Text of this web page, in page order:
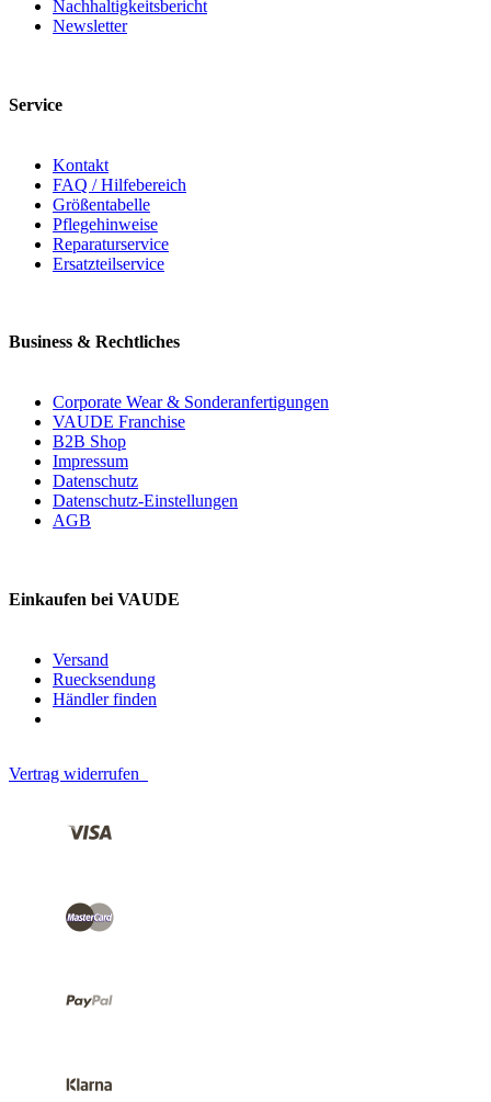
Nachhaltigkeitsbericht
Newsletter
Service
Kontakt
FAQ / Hilfebereich
Größentabelle
Pflegehinweise
Reparaturservice
Ersatzteilservice
Business & Rechtliches
Corporate Wear & Sonderanfertigungen
VAUDE Franchise
B2B Shop
Impressum
Datenschutz
Datenschutz-Einstellungen
AGB
Einkaufen bei VAUDE
Versand
Ruecksendung
Händler finden
Vertrag widerrufen